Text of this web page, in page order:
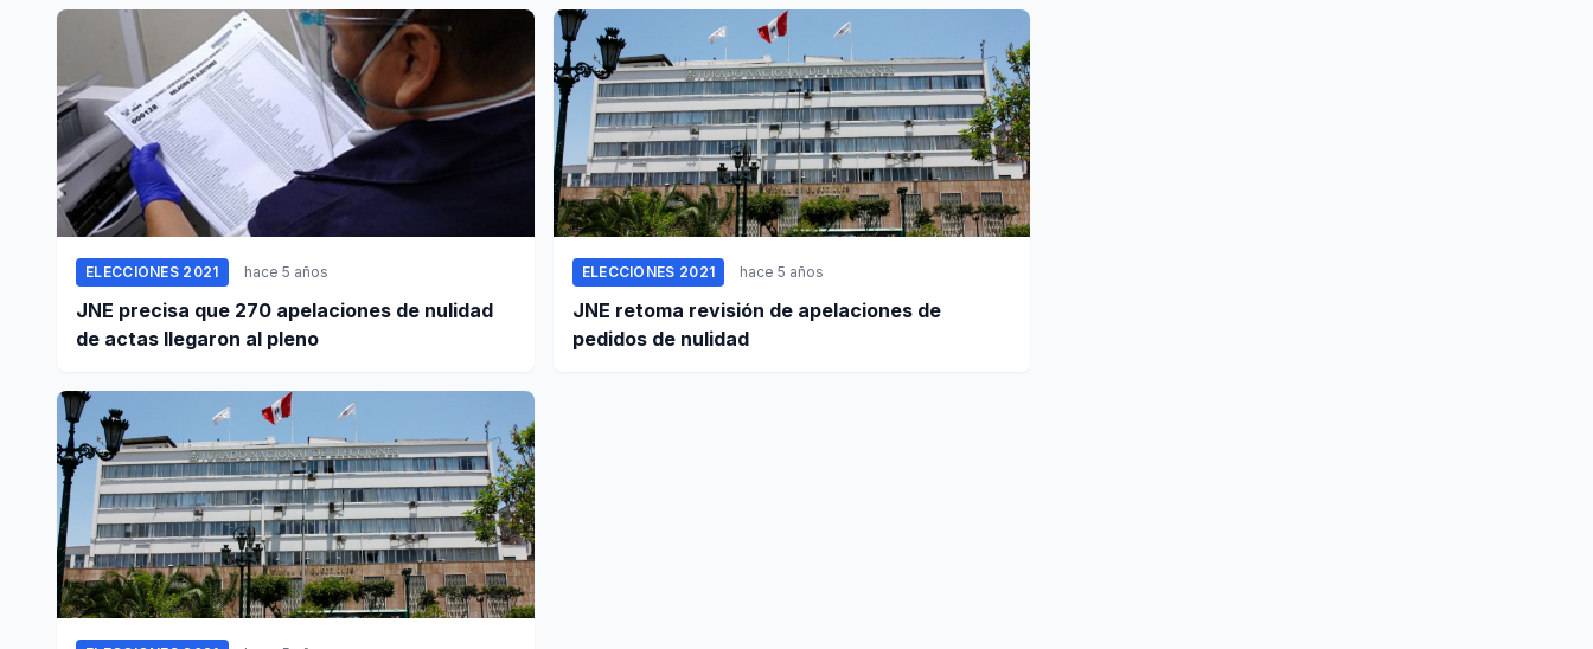
ELECCIONES 2021 hace 5 años
JNE precisa que 270 apelaciones de nulidad
de actas llegaron al pleno
ELECCIONES 2021 hace 5 años
JNE retoma revisión de apelaciones de
pedidos de nulidad